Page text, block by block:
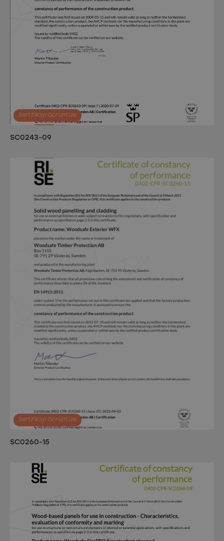
Sertifikayı Görüntüle
SC0243-09
Sertifikayı Görüntüle
SC0260-15